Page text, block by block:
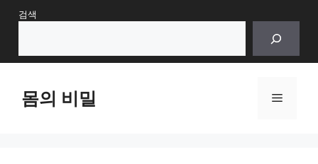
Skip검색
몸의 비밀 Menu